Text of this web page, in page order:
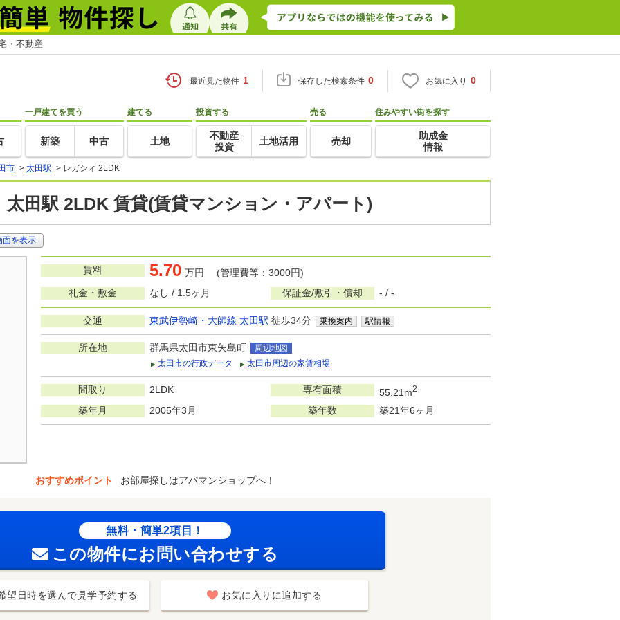
・不動産
最近見た物件 1 保存した検索条件 0 お気に入り 0
一戸建てを買う
新築 中古
建てる
土地
投資する
不動産
投資
土地活用
売る
売却
住みやすい街を探す
助成金
情報
市 > 太田駅 > レガシィ 2LDK
太田駅 2LDK 賃貸(賃貸マンション・アパート)
を表示
賃料 5.70 万円 (管理費等：3000円)
礼金・敷金
なし / 1.5ヶ月 保証金/敷引・償却 - / -
交通 東武伊勢崎・大師線 太田駅 徒歩34分 乗換案内 駅情報
所在地 群馬県太田市東矢島町
周辺地図
太田市の行政データ
太田市周辺の家賃相場
間取り 2LDK 専有面積 55.21m2
築年月 2005年3月 築年数 築21年6ヶ月
おすすめポイント お部屋探しはアパマンショップへ！
無料・簡単2項目！
この物件にお問い合わせする
望日時を選んで見学予約する お気に入りに追加する